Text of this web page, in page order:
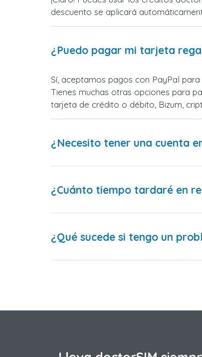
descuento se aplicará
¿Puedo pagar mi tarjeta
Sí, aceptamos pagos con PayPal
Tienes muchas otras opciones para
tarjeta de crédito o débito, Bizum,
¿Necesito tener una cuenta
¿Cuánto tiempo tardaré en
¿Qué sucede si tengo un